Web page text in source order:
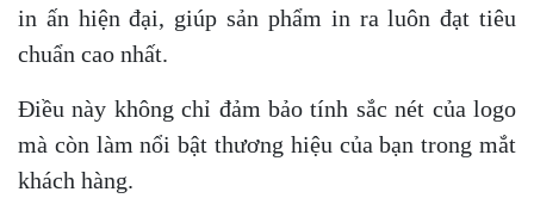
in ấn hiện đại, giúp sản phẩm in ra luôn đạt tiêu
chuẩn cao nhất.
Điều này không chỉ đảm bảo tính sắc nét của logo
mà còn làm nổi bật thương hiệu của bạn trong mắt
khách hàng.